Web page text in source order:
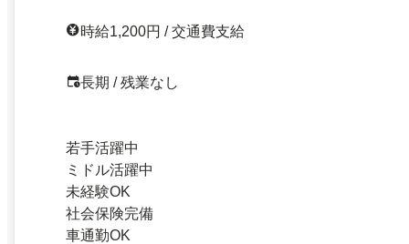
時給1,200円 / 交通費支給
長期 / 残業なし
若手活躍中
ミドル活躍中
未経験OK
社会保険完備
車通勤OK